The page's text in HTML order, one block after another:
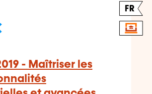
FR
- Maîtriser les